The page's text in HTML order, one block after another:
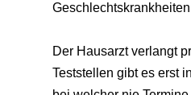
Der Hausarzt verlangt
Teststellen gibt es erst